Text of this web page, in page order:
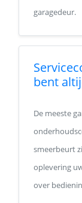
garagedeur.
bent
De meeste
smeerbeurt
oplevering
over